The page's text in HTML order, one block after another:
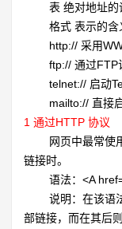
表 绝对地址的
格式 表示的含
http:// 采用
ftp:// 通过FTP
telnet:// 启动
mailto:// 直接启
1 通过HTTP 协议
网页中最常使
链接时。
语法： <A
说明：在该语法
部链接，而在其后